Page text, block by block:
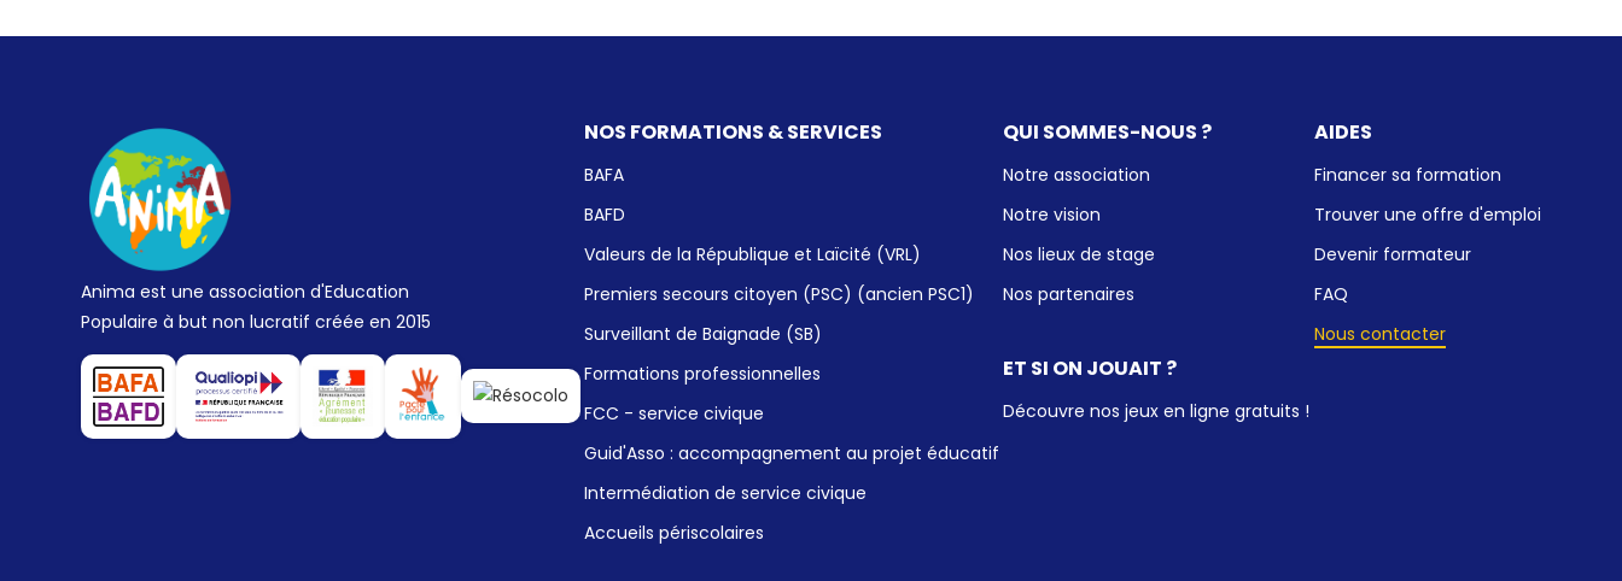
Anima est une association d'Education
Populaire à but non lucratif créée en 2015
NOS FORMATIONS & SERVICES
BAFA
BAFD
Valeurs de la République et Laïcité (VRL)
Premiers secours citoyen (PSC) (ancien PSC1)
Surveillant de Baignade (SB)
Formations professionnelles
FCC - service civique
Guid'Asso : accompagnement au projet éducatif
Intermédiation de service civique
Accueils périscolaires
QUI SOMMES-NOUS ?
Notre association
Notre vision
Nos lieux de stage
Nos partenaires
ET SI ON JOUAIT ?
Découvre nos jeux en ligne gratuits !
AIDES
Financer sa formation
Trouver une offre d'emploi
Devenir formateur
FAQ
Nous contacter